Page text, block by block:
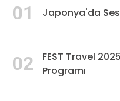
01 Japonya'da
02
FEST Travel
Programı